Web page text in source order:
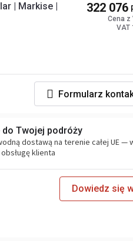
| Markise | 322 076
Cena z
VAT
Formularz
Twojej podróży
dostawą na terenie całej UE —
klienta
Dowiedz się